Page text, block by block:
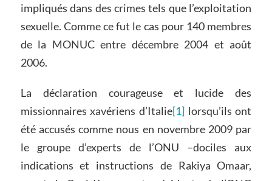
impliqués dans des crimes tels que l’exploitation
sexuelle. Comme ce fut le cas pour 140 membres
de la MONUC entre décembre 2004 et août
2006.
La déclaration courageuse et lucide des
missionnaires xavériens d’Italie[1] lorsqu’ils ont
été accusés comme nous en novembre 2009 par
le groupe d’experts de l’ONU –dociles aux
indications et instructions de Rakiya Omaar,